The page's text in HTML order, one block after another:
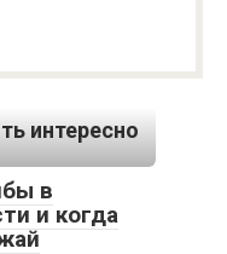
интересно
в
и когда